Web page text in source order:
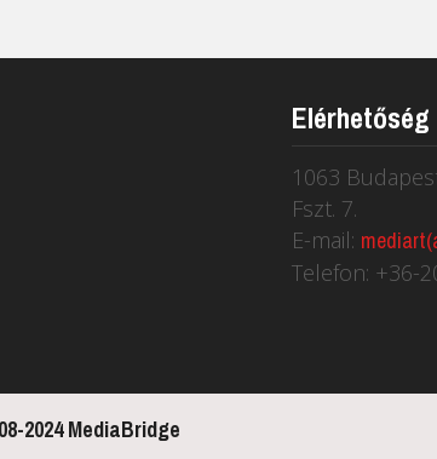
Elérhetőség
1063
Fszt. 7.
E-mail:
Telefon: +36-
2024 MediaBridge